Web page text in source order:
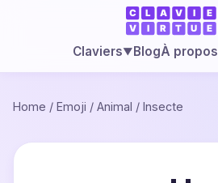
Claviers▼BlogÀ propos
Home / Emoji / Animal / Insecte